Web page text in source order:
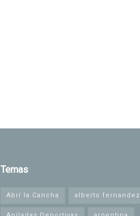
Temas
Abrí la Cancha alberto fernandez